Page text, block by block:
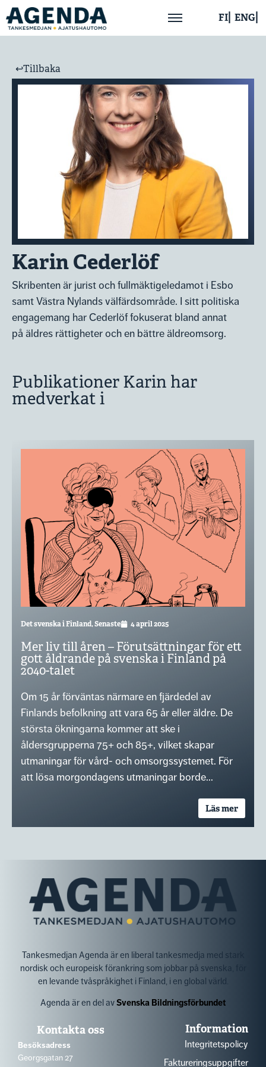
Publikationer
Kontakta oss
FI ENG
↩︎Tillbaka
Karin Cederlöf
Skribenten är jurist och fullmäktigeledamot i Esbo
samt Västra Nylands välfärdsområde. I sitt politiska
engagemang har Cederlöf fokuserat bland annat
på äldres rättigheter och en bättre äldreomsorg.
Publikationer Karin har
medverkat i
Det svenska i Finland,Senaste 4 april 2025
Mer liv till åren – Förutsättningar för ett
gott åldrande på svenska i Finland på
2040-talet
Om 15 år förväntas närmare en fjärdedel av
Finlands befolkning att vara 65 år eller äldre. De
största ökningarna kommer att ske i
åldersgrupperna 75+ och 85+, vilket skapar
utmaningar för vård- och omsorgssystemet. För
att lösa morgondagens utmaningar borde...
Läs mer
Tankesmedjan Agenda är en liberal tankesmedja med stark
nordisk och europeisk förankring som jobbar på svenska, för
en levande tvåspråkighet i Finland, i en global värld.
Agenda är en del avSvenska Bildningsförbundet
Kontakta oss
Besöksadress
Georgsgatan 27
Information
Integritetspolicy
Faktureringsuppgifter